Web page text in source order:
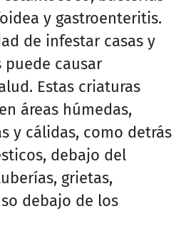
y gastroenteritis.
de infestar casas y
causar
Estas criaturas
áreas húmedas,
y cálidas, como detrás
debajo del
grietas,
debajo de los